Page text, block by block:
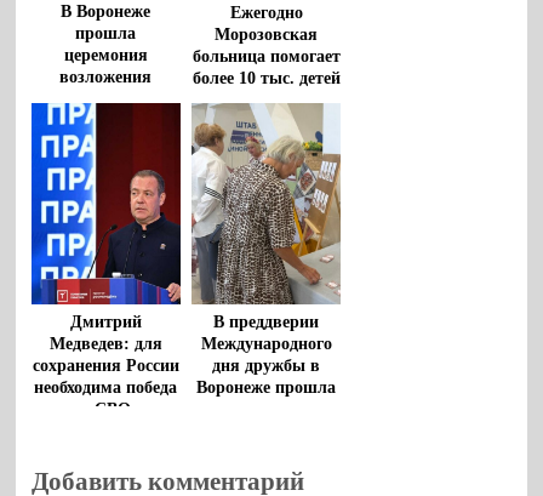
В Воронеже
прошла
церемония
возложения
цветов к
монументу
«Воронеж – родина
ВДВ»
Ежегодно
Морозовская
больница помогает
более 10 тыс. детей
из регионов
Дмитрий
Медведев: для
сохранения России
необходима победа
в СВО
В преддверии
Международного
дня дружбы в
Воронеже прошла
Добавить комментарий